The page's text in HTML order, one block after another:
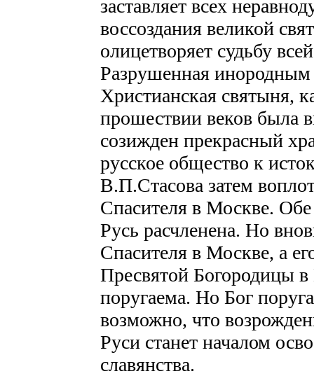
заставляет всех
воссоздания великой
олицетворяет судьбу
Разрушенная
Христианская святыня,
прошествии веков была
созижден прекрасный
русское общество к
В.П.Стасова затем
Спасителя в Москве.
Русь расчленена. Но
Спасителя в Москве, а
Пресвятой Богородицы
поругаема. Но Бог
возможно, что
Руси станет началом
славянства.